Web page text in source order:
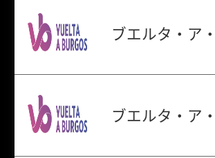
ブエルタ・ア
ブエルタ・ア